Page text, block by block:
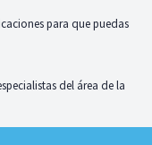
para que puedas
del área de la